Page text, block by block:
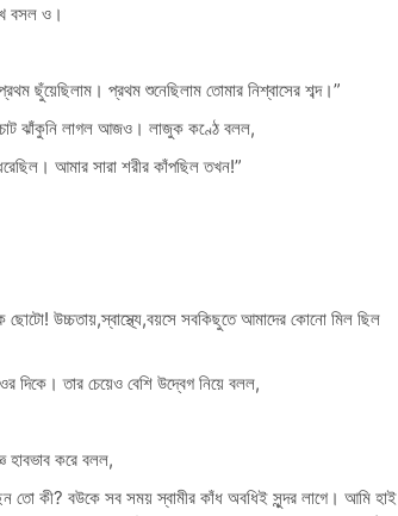
বসল ও।
ছুঁয়েছিলাম। প্রথম শুনেছিলাম তোমার নিশ্বাসের শব্দ।”
ঝাঁকুনি লাগল আজও। লাজুক কণ্ঠে বলল,
আমার সারা শরীর কাঁপছিল তখন!”
উচ্চতায়,স্বাস্থ্যে,বয়সে সবকিছুতে আমাদের কোনো মিল ছিল
দিকে। তার চেয়েও বেশি উদ্বেগ নিয়ে বলল,
হাবভাব করে বলল,
তো কী? বউকে সব সময় স্বামীর কাঁধ অবধিই সুন্দর লাগে। আমি হাই